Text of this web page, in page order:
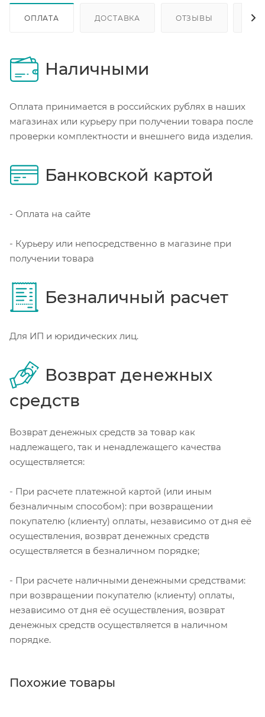
ОПЛАТА ДОСТАВКА ОТЗЫВЫ
Наличными
Оплата принимается в российских рублях в наших
магазинах или курьеру при получении товара после
проверки комплектности и внешнего вида изделия.
Банковской картой
- Оплата на сайте
- Курьеру или непосредственно в магазине при
получении товара
Безналичный расчет
Для ИП и юридических лиц.
Возврат денежных
средств
Возврат денежных средств за товар как
надлежащего, так и ненадлежащего качества
осуществляется:
- При расчете платежной картой (или иным
безналичным способом): при возвращении
покупателю (клиенту) оплаты, независимо от дня её
осуществления, возврат денежных средств
осуществляется в безналичном порядке;
- При расчете наличными денежными средствами:
при возвращении покупателю (клиенту) оплаты,
независимо от дня её осуществления, возврат
денежных средств осуществляется в наличном
порядке.
Похожие товары